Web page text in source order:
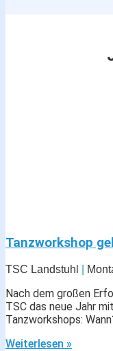
Tanzworkshop
TSC Landstuhl
Nach dem großen
TSC das neue Jahr
Tanzworkshops:
Weiterlesen »